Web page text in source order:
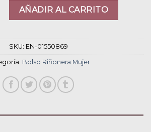
mujer cantidad
AÑADIR AL CARRITO
SKU: EN-01550869
Bolso Riñonera Mujer